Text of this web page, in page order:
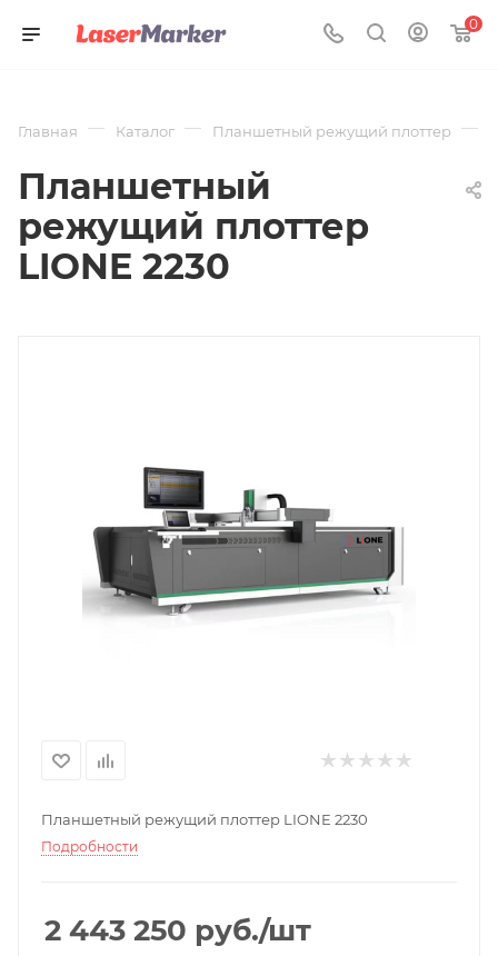
0
Планшетный
режущий плоттер
LIONE 2230
Главная — Каталог — Планшетный режущий плоттер —
Планшетный режущий плоттер LIONE 2230
Подробности
2 443 250 руб./шт